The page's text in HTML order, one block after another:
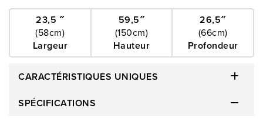
haut, le rangement est une tâche facile, peu importe ce que
vous gardez dans votre réfrigérateur!
23,5 ″
(58cm)
Largeur
59,5″
(150cm)
Hauteur
26,5″
(66cm)
Profondeur
CARACTÉRISTIQUES UNIQUES
SPÉCIFICATIONS